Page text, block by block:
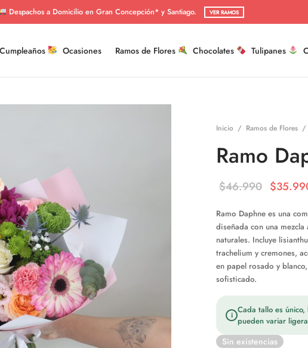
Despachos a Domicilio en Gran Concepción* y Santiago. VER RAMOS
Cumpleaños Ocasiones Ramos de Flores Chocolates Tulipanes
Inicio / Ramos de Flores /
Ramo
$46.990 El
era:
$
Ramo Daphne es una
diseñada con una
naturales. Incluye
trachelium y cremones,
en papel rosado y
sofisticado.
i Cada tallo es
pueden variar
Sin existencias